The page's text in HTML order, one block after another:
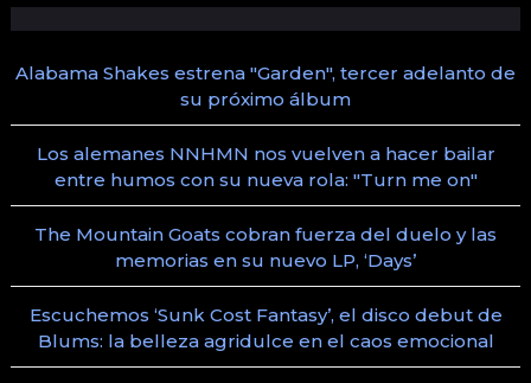
Alabama Shakes estrena "Garden", tercer adelanto de
su próximo álbum
Los alemanes NNHMN nos vuelven a hacer bailar
entre humos con su nueva rola: "Turn me on"
The Mountain Goats cobran fuerza del duelo y las
memorias en su nuevo LP, ‘Days’
Escuchemos ‘Sunk Cost Fantasy’, el disco debut de
Blums: la belleza agridulce en el caos emocional